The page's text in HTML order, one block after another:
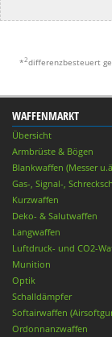
*2differenzbesteuert
WAFFENMARKT
Übersicht
Armbrüste & Bögen
Blankwaffen (Messer
Gas-, Signal-,
Kurzwaffen
Deko- & Salutwaffen
Langwaffen
Luftdruck- und CO2-
Munition
Optik
Schalldämpfer
Softairwaffen
Ordonnanzwaffen